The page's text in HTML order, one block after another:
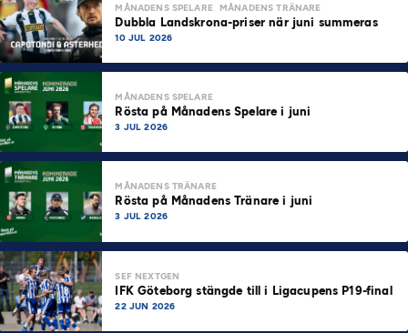
MÅNADENS SPELARE MÅNADENS TRÄNARE
Dubbla Landskrona-priser när juni summeras
10 JUL 2026
MÅNADENS SPELARE
Rösta på Månadens Spelare i juni
3 JUL 2026
MÅNADENS TRÄNARE
Rösta på Månadens Tränare i juni
3 JUL 2026
SEF NEXTGEN
IFK Göteborg stängde till i Ligacupens P19-final
22 JUN 2026